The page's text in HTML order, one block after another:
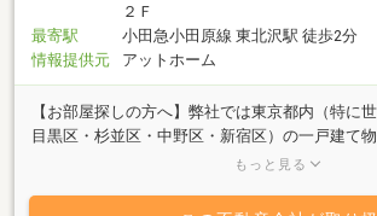
２Ｆ
最寄駅
小田急小田原線 東北沢駅 徒歩2分
情報提供元
アットホーム
【お部屋探しの方へ】弊社では東京都内（特に
目黒区・杉並区・中野区・新宿区）の一戸建て
ています。一戸建て物件は1つとして同じ物件は
て物件は実際に現地に行かないと分からない点
もっと見る